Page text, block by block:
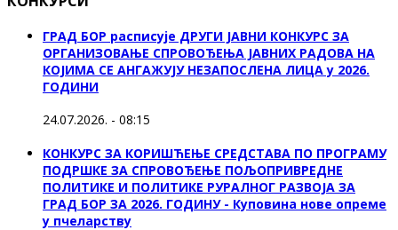
ГРАД БОР расписује ДРУГИ ЈАВНИ КОНКУРС ЗА
ОРГАНИЗОВАЊЕ СПРОВОЂЕЊА ЈАВНИХ РАДОВА НА
КОЈИМА СЕ АНГАЖУЈУ НЕЗАПОСЛЕНА ЛИЦА у 2026.
ГОДИНИ
24.07.2026. - 08:15
КОНКУРС ЗА КОРИШЋЕЊЕ СРЕДСТАВА ПО ПРОГРАМУ
ПОДРШКЕ ЗА СПРОВОЂЕЊЕ ПОЉОПРИВРЕДНЕ
ПОЛИТИКЕ И ПОЛИТИКЕ РУРАЛНОГ РАЗВОЈА ЗА
ГРАД БОР ЗА 2026. ГОДИНУ - Куповина нове опреме
у пчеларству